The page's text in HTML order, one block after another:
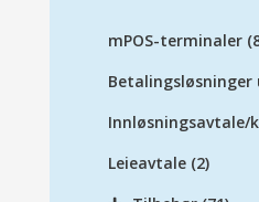
mPOS-terminaler
Innløsningsavtale/
Leieavtale (2)